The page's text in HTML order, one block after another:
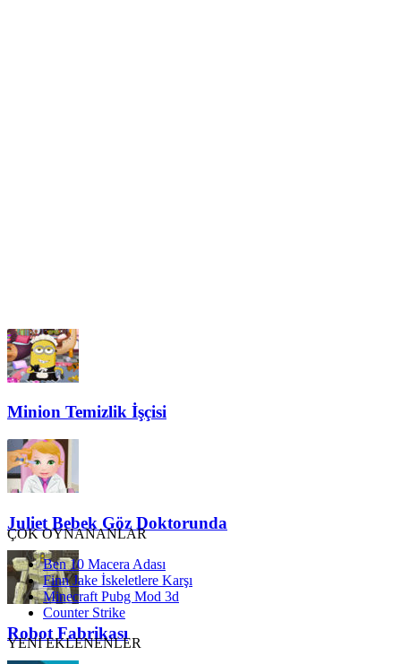
Minion Temizlik İşçisi
Juliet Bebek Göz Doktorunda
Robot Fabrikası
ÇOK OYNANANLAR
Ben 10 Macera Adası
Finn Jake İskeletlere Karşı
Minecraft Pubg Mod 3d
Counter Strike
YENİ EKLENENLER